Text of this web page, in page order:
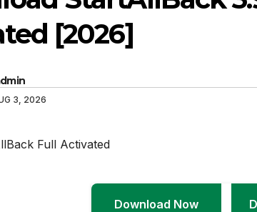
[2026]
3, 2026
Download Now